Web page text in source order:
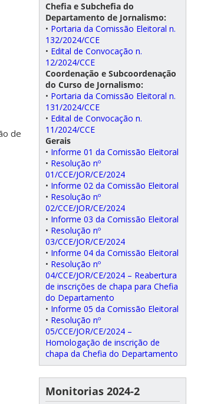
de
Chefia e Subchefia do
Departamento de Jornalismo:
• Portaria da Comissão Eleitoral n.
132/2024/CCE
• Edital de Convocação n.
12/2024/CCE
Coordenação e Subcoordenação
do Curso de Jornalismo:
• Portaria da Comissão Eleitoral n.
131/2024/CCE
• Edital de Convocação n.
11/2024/CCE
Gerais
• Informe 01 da Comissão Eleitoral
• Resolução nº
01/CCE/JOR/CE/2024
• Informe 02 da Comissão Eleitoral
• Resolução nº
02/CCE/JOR/CE/2024
• Informe 03 da Comissão Eleitoral
• Resolução nº
03/CCE/JOR/CE/2024
• Informe 04 da Comissão Eleitoral
• Resolução nº
04/CCE/JOR/CE/2024 – Reabertura
de inscrições de chapa para Chefia
do Departamento
• Informe 05 da Comissão Eleitoral
• Resolução nº
05/CCE/JOR/CE/2024 –
Homologação de inscrição de
chapa da Chefia do Departamento
Monitorias 2024-2